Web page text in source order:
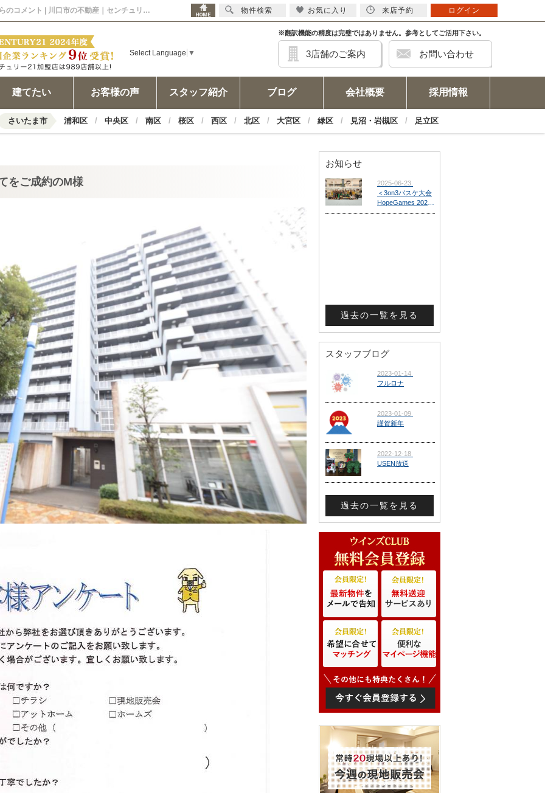
2018年02月22日 丁寧です 川口市の中古マンションをご成約のM様担当者からのコメント | 川口市の不動産｜センチュリー21ウインズホーム
Select Language ▼
※翻訳機能の精度は完璧ではありません。参考としてご活用下さい。
3店舗のご案内 お問い合わせ
建てたい お客様の声 スタッフ紹介 ブログ 会社概要 採用情報
さいたま市 浦和区 中央区 南区 桜区 西区 北区 大宮区 緑区 見沼・岩槻区 足立区
をご成約のM様
お知らせ
過去の一覧を見る
スタッフブログ
過去の一覧を見る
物件検索 お気に入り 来店予約 ログイン